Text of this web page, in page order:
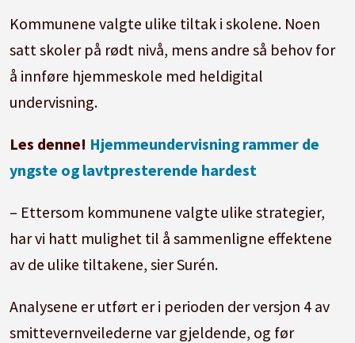
Kommunene valgte ulike tiltak i skolene. Noen
satt skoler på rødt nivå, mens andre så behov for
å innføre hjemmeskole med heldigital
undervisning.
Les denne! Hjemmeundervisning rammer de
yngste og lavtpresterende hardest
– Ettersom kommunene valgte ulike strategier,
har vi hatt mulighet til å sammenligne effektene
av de ulike tiltakene, sier Surén.
Analysene er utført er i perioden der versjon 4 av
smittevernveilederne var gjeldende, og før